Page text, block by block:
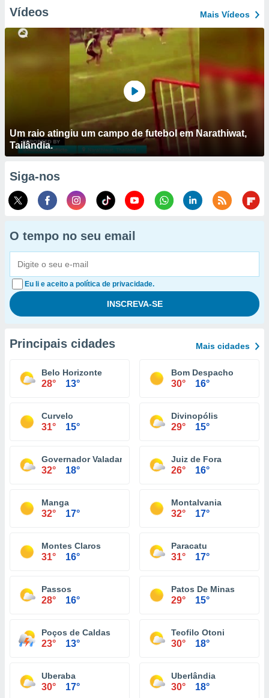
Vídeos Mais Vídeos
Um raio atingiu um campo de futebol em Narathiwat,
Tailândia.
Siga-nos
O tempo no seu email
Eu li e aceito a política de privacidade.
Principais cidades Mais cidades
Belo Horizonte
28° 13°
Bom Despacho
30° 16°
Curvelo
31° 15°
Divinopólis
29° 15°
Governador Valadares
32° 18°
Juiz de Fora
26° 16°
Manga
32° 17°
Montalvania
32° 17°
Montes Claros
31° 16°
Paracatu
31° 17°
Passos
28° 16°
Patos De Minas
29° 15°
Poços de Caldas
23° 13°
Teofilo Otoni
30° 18°
Uberaba
30° 17°
Uberlândia
30° 18°